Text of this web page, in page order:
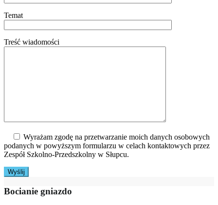
Temat
Treść wiadomości
Wyrażam zgodę na przetwarzanie moich danych osobowych
podanych w powyższym formularzu w celach kontaktowych przez
Zespół Szkolno-Przedszkolny w Słupcu.
Bocianie gniazdo